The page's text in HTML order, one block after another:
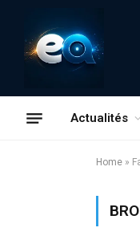
Actualités
Home »